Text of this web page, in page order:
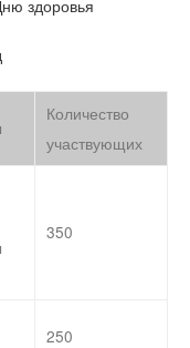
здоровья
Количество
участвующих
350
250